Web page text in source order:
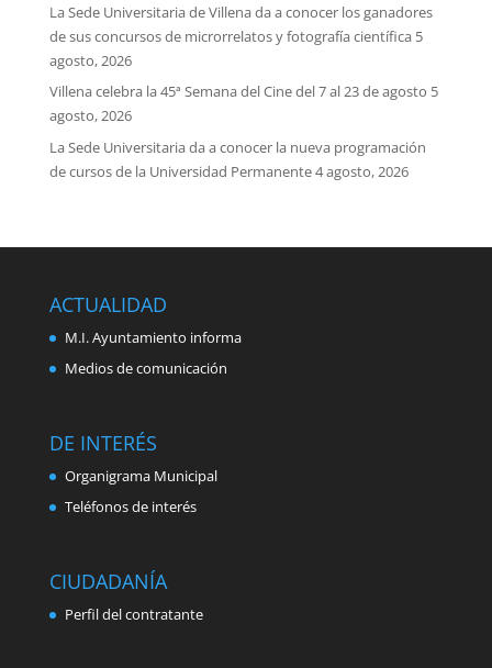
La Sede Universitaria de Villena da a conocer los ganadores
de sus concursos de microrrelatos y fotografía científica 5
agosto, 2026
Villena celebra la 45ª Semana del Cine del 7 al 23 de agosto 5
agosto, 2026
La Sede Universitaria da a conocer la nueva programación
de cursos de la Universidad Permanente4 agosto, 2026
ACTUALIDAD
M.I. Ayuntamiento informa
Medios de comunicación
DE INTERÉS
Organigrama Municipal
Teléfonos de interés
CIUDADANÍA
Perfil del contratante